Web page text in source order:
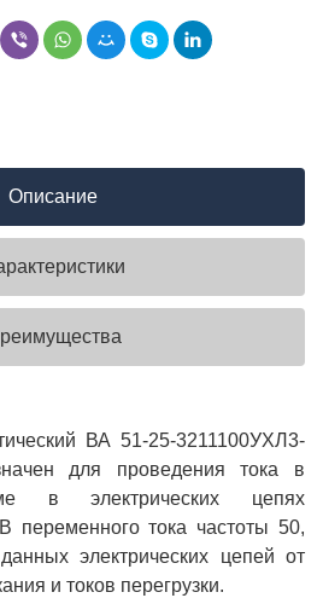
Описание
ВА 51-25-3211100УХЛ3-
для проведения тока в
в электрических цепях
переменного тока частоты 50,
электрических цепей от
и токов перегрузки.